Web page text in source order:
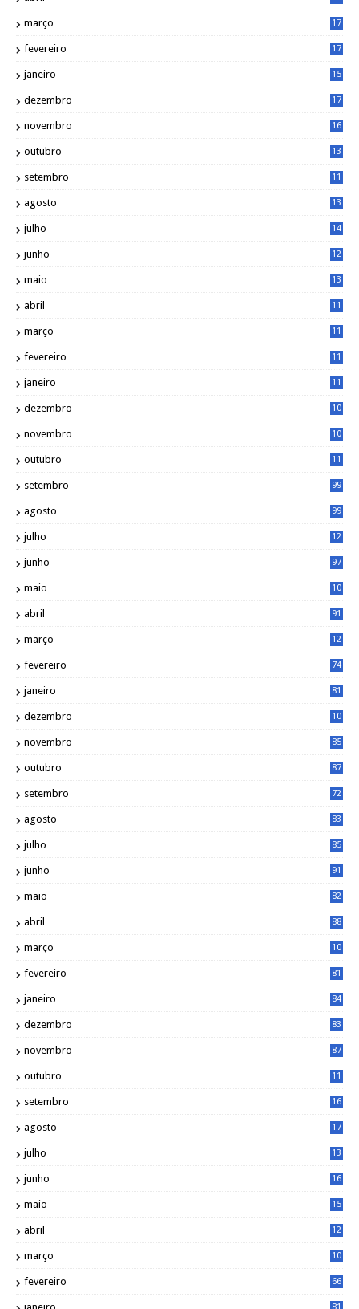
março
17
fevereiro
17
janeiro
15
dezembro
17
novembro
16
outubro
13
setembro
11
agosto
13
julho
14
junho
12
maio
13
abril
11
março
11
fevereiro
11
janeiro
11
dezembro
10
novembro
10
outubro
11
setembro 99
agosto 99
julho
12
junho 97
maio
10
abril 91
março
12
fevereiro 74
janeiro 81
dezembro
10
novembro 85
outubro 87
setembro 72
agosto 83
julho 85
junho 91
maio 82
abril 88
março
10
fevereiro 81
janeiro 84
dezembro 83
novembro 87
outubro
11
setembro
16
agosto
17
julho
13
junho
16
maio
15
abril
12
março
10
fevereiro 66